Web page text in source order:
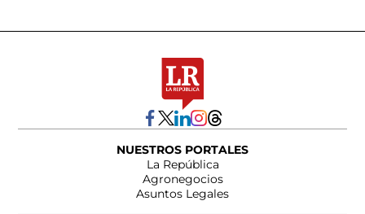
NUESTROS PORTALES
La República
Agronegocios
Asuntos Legales